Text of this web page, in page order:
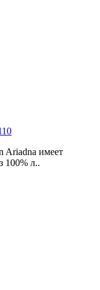
Ariadna имеет
100% л..